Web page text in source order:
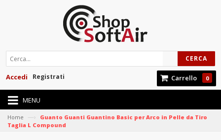
CERCA
Carrello 0
Registrati
Accedi
MENU
Home —›
Guanto Guanti Guantino Basic per Arco in Pelle da Tiro
Taglia L Compound